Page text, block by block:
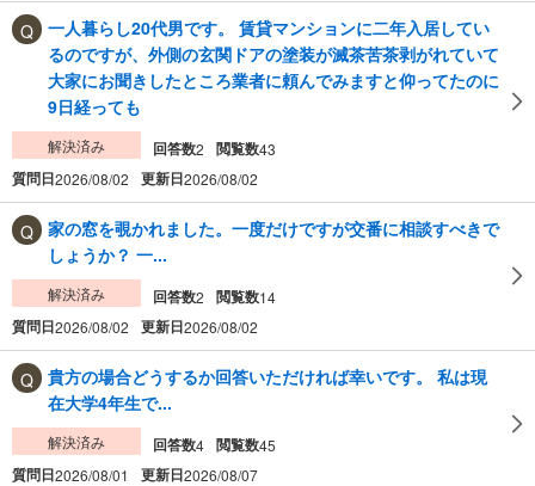
一人暮らし20代男です。 賃貸マンションに二年入居してい
るのですが、外側の玄関ドアの塗装が滅茶苦茶剥がれていて
大家にお聞きしたところ業者に頼んでみますと仰ってたのに
9日経っても
解決済み 回答数2 閲覧数43
質問日2026/08/02 更新日2026/08/02
家の窓を覗かれました。一度だけですが交番に相談すべきで
しょうか？ 一...
解決済み 回答数2 閲覧数14
質問日2026/08/02 更新日2026/08/02
貴方の場合どうするか回答いただければ幸いです。 私は現
在大学4年生で...
解決済み 回答数4 閲覧数45
質問日2026/08/01 更新日2026/08/07